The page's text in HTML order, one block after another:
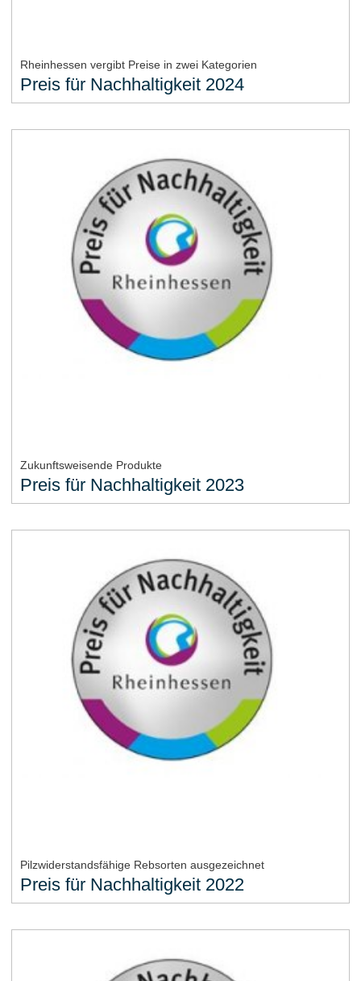
Rheinhessen vergibt Preise in zwei Kategorien
Preis für Nachhaltigkeit 2024
Zukunftsweisende Produkte
Preis für Nachhaltigkeit 2023
Pilzwiderstandsfähige Rebsorten ausgezeichnet
Preis für Nachhaltigkeit 2022